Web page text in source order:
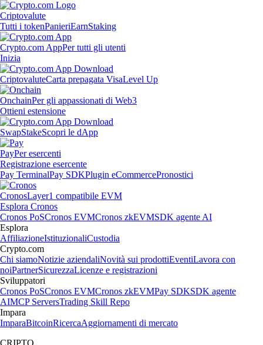
Criptovalute
Tutti i tokenPanieriEarnStaking
Crypto.com AppPer tutti gli utenti
Inizia
CriptovaluteCarta prepagata VisaLevel Up
OnchainPer gli appassionati di Web3
Ottieni estensione
SwapStakeScopri le dApp
PayPer esercenti
Registrazione esercente
Pay TerminalPay SDKPlugin eCommercePronostici
CronosLayer1 compatibile EVM
Esplora Cronos
Cronos PoSCronos EVMCronos zkEVMSDK agente AI
Esplora
AffiliazioneIstituzionaliCustodia
Crypto.com
Chi siamoNotizie aziendaliNovità sui prodottiEventiLavora con
noiPartnerSicurezzaLicenze e registrazioni
Sviluppatori
Cronos PoSCronos EVMCronos zkEVMPay SDKSDK agente
AIMCP ServersTrading Skill Repo
Impara
ImparaBitcoinRicercaAggiornamenti di mercato
CRIPTO